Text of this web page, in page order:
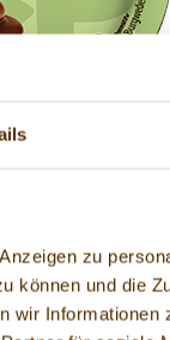
zu
können und die
wir Informationen